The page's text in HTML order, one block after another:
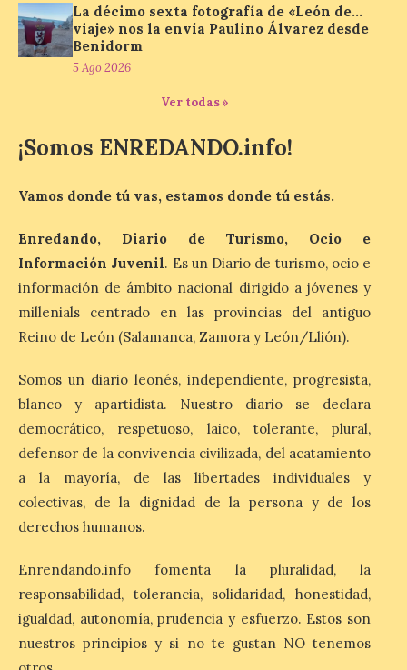
en la zona de descanso
junto al control de firmas
y, como novedad, en el
Leaders Lounge, dos espacios exclusivos
para los ciclistas. El recorrido de La
Última llamada: Eclipse
Dónde alojarse y a qué
7 Ago 2026
León es la provincia más
económica (116€/noche),
pero también una de las
más agotadas: solo un 4%
Zamora, Palencia y Álava son las
1% de los alojamientos siguen libres para
esas […]
El eclipse genera un boom
de reservas hoteleras y
precios desorbitados,
Asturias lidera el impacto
del fenómeno, con el
La décimo sexta fotografía de «León de…
viaje» nos la envía Paulino Álvarez desde
Benidorm
5 Ago 2026
Ver todas »
¡Somos ENREDANDO.info!
Vamos donde tú vas, estamos donde tú estás.
Enredando, Diario de Turismo, Ocio e
Información Juvenil. Es un Diario de turismo, ocio e
información de ámbito nacional dirigido a jóvenes y
millenials centrado en las provincias del antiguo
Reino de León (Salamanca, Zamora y León/Llión).
Somos un diario leonés, independiente, progresista,
blanco y apartidista. Nuestro diario se declara
democrático, respetuoso, laico, tolerante, plural,
defensor de la convivencia civilizada, del acatamiento
a la mayoría, de las libertades individuales y
colectivas, de la dignidad de la persona y de los
derechos humanos.
Enrendando.info fomenta la pluralidad, la
responsabilidad, tolerancia, solidaridad, honestidad,
igualdad, autonomía, prudencia y esfuerzo. Estos son
nuestros principios y si no te gustan NO tenemos